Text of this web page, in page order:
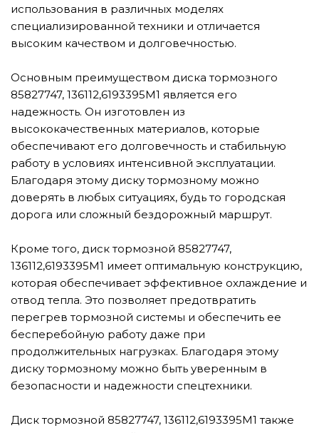
использования в различных моделях
специализированной техники и отличается
высоким качеством и долговечностью.
Основным преимуществом диска тормозного
85827747, 136112,6193395M1 является его
надежность. Он изготовлен из
высококачественных материалов, которые
обеспечивают его долговечность и стабильную
работу в условиях интенсивной эксплуатации.
Благодаря этому диску тормозному можно
доверять в любых ситуациях, будь то городская
дорога или сложный бездорожный маршрут.
Кроме того, диск тормозной 85827747,
136112,6193395M1 имеет оптимальную конструкцию,
которая обеспечивает эффективное охлаждение и
отвод тепла. Это позволяет предотвратить
перегрев тормозной системы и обеспечить ее
бесперебойную работу даже при
продолжительных нагрузках. Благодаря этому
диску тормозному можно быть уверенным в
безопасности и надежности спецтехники.
Диск тормозной 85827747, 136112,6193395M1 также